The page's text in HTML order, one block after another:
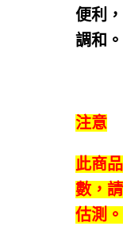
便利
調和。
注意
此商
數，
估測。